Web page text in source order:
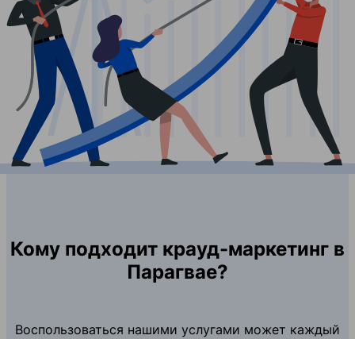
Кому подходит крауд-маркетинг в
Парагвае?
Воспользоваться нашими услугами может каждый